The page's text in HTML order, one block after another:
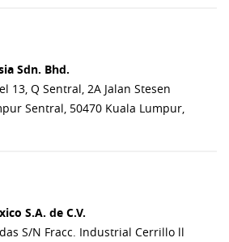
Sdn. Bhd.
13, Q Sentral, 2A Jalan Stesen
Sentral, 50470 Kuala Lumpur,
S.A. de C.V.
S/N Fracc. Industrial Cerrillo ll